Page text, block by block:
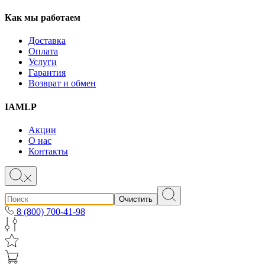
Как мы работаем
Доставка
Оплата
Услуги
Гарантия
Возврат и обмен
IAMLP
Акции
О нас
Контакты
Очистить
8 (800) 700-41-98